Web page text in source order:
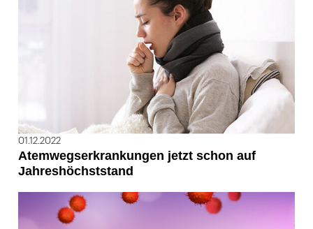
01.12.2022
Atemwegserkrankungen jetzt schon auf
Jahreshöchststand